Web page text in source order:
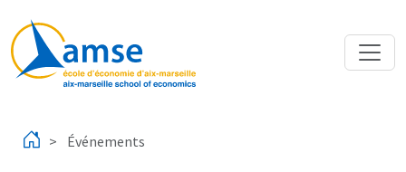
Événements